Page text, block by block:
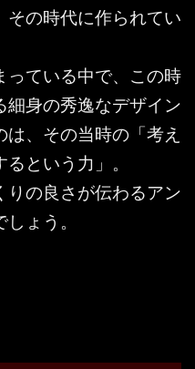
の時代に作られてい
ている中で、この時
身の秀逸なデザイン
、その当時の「考え
という力」。
の良さが伝わるアン
ょう。